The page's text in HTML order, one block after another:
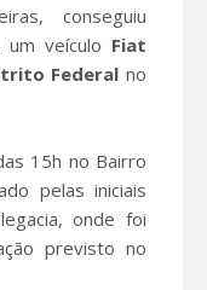
conseguiu
veículo Fiat
Federal no
15h no Bairro
pelas iniciais
onde foi
previsto no